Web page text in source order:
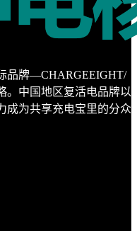
品牌—CHARGEEIGHT/
。中国地区复活电品牌以
成为共享充电宝里的分众